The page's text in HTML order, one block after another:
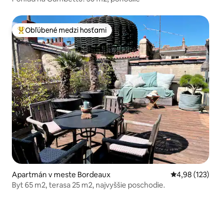
Najobľúbenejšie medzi hosťami
Obľúbené medzi hosťami
Apartmán v meste Bordeaux Priemerné
4,98 (123)
Byt 65 m2, terasa 25 m2, najvyššie poschodie.